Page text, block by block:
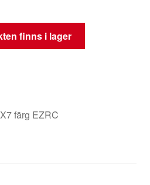
finns i lager
färg EZRC